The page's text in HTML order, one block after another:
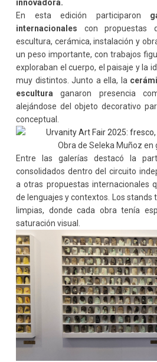
innovadora.
En esta edición participaron
internacionales con propuestas
escultura, cerámica, instalación y
un peso importante, con trabajos
exploraban el cuerpo, el paisaje y la
muy distintos. Junto a ella, la
escultura ganaron presencia
alejándose del objeto decorativo
conceptual.
Obra de Seleka Muñoz en
Entre las galerías destacó la
consolidados dentro del circuito
a otras propuestas internacionales
de lenguajes y contextos. Los stands
limpias, donde cada obra tenía
saturación visual.